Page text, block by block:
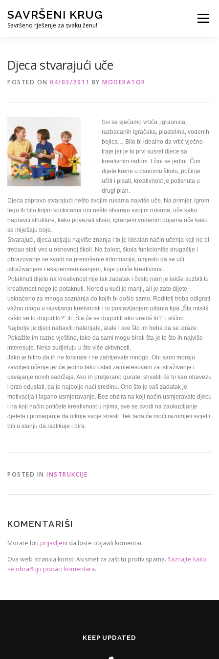
content
SAVRŠENI KRUG
Savršeno rješenje za svaku ženu!
Menu
Djeca stvarajući uče
POSTED ON 04/03/2011 BY MODERATOR
Svi se sjećamo vrtića, igraonica,
razbacanih igračaka, plastelina, vodenih
bojica… Bilo bi idealno da vrtić vječno
traje jer je to prvi susret djece sa
kreativnim radom. I čini se jedini. Čim
dijete krene u osnovnu školu, počinje
učiti i pisati, kreativnost je potisnuta u
drugi plan.
Djeca zapravo stvarajući nešto svojim rukama najviše uče. Na primjer, igrom
lego ili bilo kojim kockicama oni nešto stvaraju svojim rukama, uče kako
napraviti strukture, kako povezati stvari, igranjem vodenim bojama uče kako
se miješaju boje.
Stvarajući, djeca upijaju najviše znanja i to je idealan način učenja koji ne bi
trebao stati već u osnovnoj školi. Na žalost, škola funkcioniše drugačije i
obrazovanje se svodi na prenošenje informacija, umjesto da se uči
istraživanjem i eksperimentisanjem, koje potiče kreativnost.
Potaknuti dijete na kreativnost nije lak zadatak i često nam je lakše suzbiti tu
kreativnost nego je potaknuti. Nered u kući je manji, ali je zato dijete
uskraćeno za mnoga saznanja do kojih bi došlo samo. Roditelj treba odigrati
važnu ulogu u razvijanju kretivnosti i to postavljanjem pitanja tipa „Šta misliš
zašto se to dogodilo?“ ili „Šta će se dogoditi ako uradiš to?“ i slično.
Najbolje je djeci nabaviti materijale, alate i sve što im treba da se izraze.
Pokažite im razne vještine, tako da sami mogu birati šta je to što ih najviše
interesuje. Neka sudjeluju u što više aktivnosti.
Jako je bitno da ih ne forsirate i ne zahtijevate mnogo. Oni sami moraju
zavoljeti učenje jer će jedino tako ostati zainteresovani za istraživanje i
usvajanje novih sadržaja. Ako ih pretjerano gurate, shvatiti će to kao obavezu
i brzo odustati, pa je najbolje naći sredinu. Ono što je vaš zadatak je
motivacija i lagano usmjeravanje. Bez obzira na koji način usmjeravate djecu
i na koji način potičete kreativnost u njima, sve se svodi na zaokupljanje
djeteta i pomaganje da otkrije svoje strasti. Tek tada će moći razumjeti svijet i
biti u stanju da razlikuje i bira.
POSTED IN INSTRUKCIJE
KOMENTARIŠI
Morate biti prijavljeni da biste objavili komentar.
Ova web stranica koristi Akismet za zaštitu protiv spama. Saznajte kako
se obrađuju podaci komentara.
KEEP UPDATED